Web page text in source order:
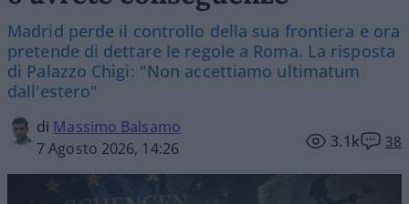
Madrid perde il controllo della sua frontiera e ora
pretende di dettare le regole a Roma. La risposta
di Palazzo Chigi: "Non accettiamo ultimatum
dall'estero"
di Massimo Balsamo
7 Agosto 2026, 14:26
3.1k 38